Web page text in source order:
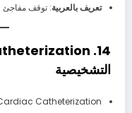
تعريف بالعربية: توقف مفاجئ
التشخيصية
Catheterization